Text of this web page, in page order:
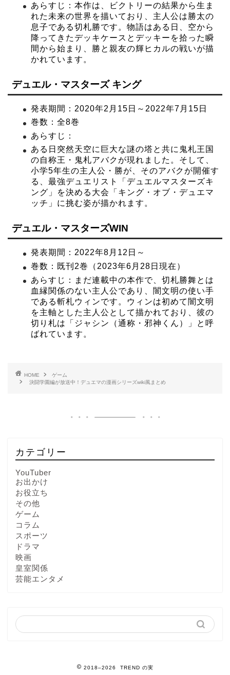
あらすじ：本作は、ビクトリーの結果から生ま
れた未来の世界を描いており、主人公は勝太の
息子である切札勝です。物語はある日、空から
降ってきたデッキケースとデッキーを拾った瞬
間から始まり、勝と親友の輝ヒカルの戦いが描
かれています。
デュエル・マスターズ キング
発表期間：2020年2月15日～2022年7月15日
巻数：全8巻
あらすじ：
ある日突然天空に巨大な謎の塔と共に鬼札王国
の自称王・鬼札アバクが現れました。そして、
小学5年生の主人公・勝が、そのアバクが開催す
る、最強デュエリスト「デュエルマスターズキ
ング」を決める大会「キング・オブ・デュエマ
ッチ」に挑む姿が描かれます。
デュエル・マスターズWIN
発表期間：2022年8月12日～
巻数：既刊2巻（2023年6月28日現在）
あらすじ：まだ連載中の本作で、切札勝舞とは
血縁関係のない主人公であり、闇文明の使い手
である斬札ウィンです。ウィンは初めて闇文明
を主軸とした主人公として描かれており、彼の
切り札は「ジャシン（通称・邪神くん）」と呼
ばれています。
HOME
ゲーム
決闘学園編が放送中！デュエマの漫画シリーズwiki風まとめ
カテゴリー
YouTuber
お出かけ
お役立ち
その他
ゲーム
コラム
スポーツ
ドラマ
映画
皇室関係
芸能エンタメ
2018–2026 TREND の実